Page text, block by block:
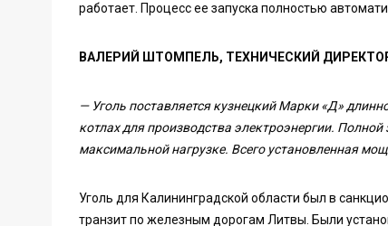
работает. Процесс ее запуска полностью
ВАЛЕРИЙ ШТОМПЕЛЬ, ТЕХНИЧЕСКИЙ
— Уголь поставляется кузнецкий Марки «Д»
котлах для производства электроэнергии.
максимальной нагрузке. Всего установленная
Уголь для Калининградской области был в
транзит по железным дорогам Литвы. Были